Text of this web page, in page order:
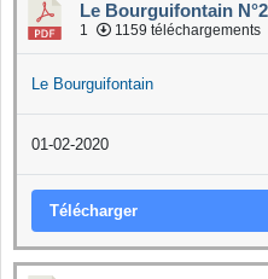
Le Bourguifontain
1 1159 téléchargements
Le Bourguifontain
01-02-2020
Télécharger